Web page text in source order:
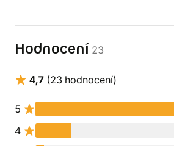
Hodnocení 23
4,7 (23 hodnocení)
5
4